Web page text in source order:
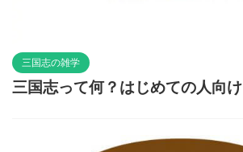
三国志の雑学
三国志って何？はじめての人向け